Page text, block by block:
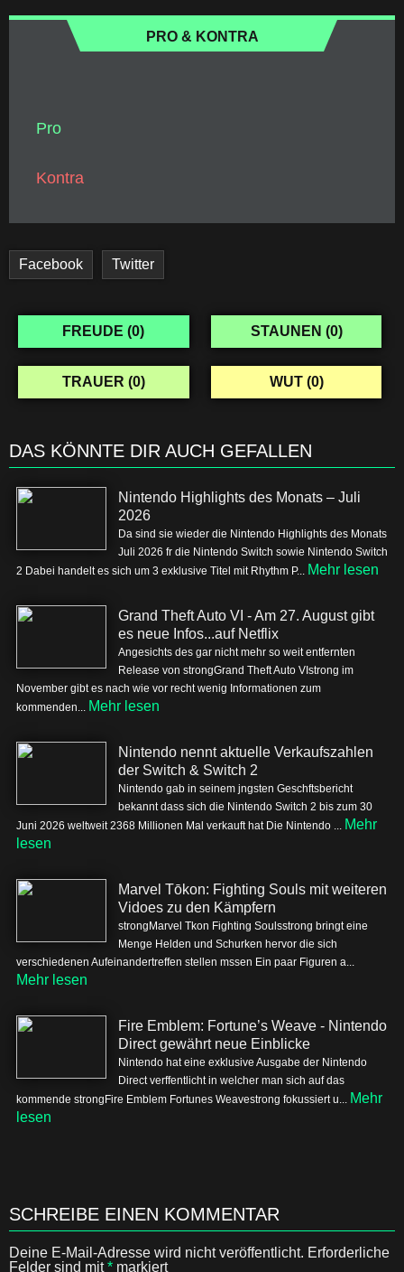
PRO & KONTRA
Pro
Kontra
Facebook Twitter
FREUDE (0) STAUNEN (0)
TRAUER (0) WUT (0)
DAS KÖNNTE DIR AUCH GEFALLEN
Nintendo Highlights des Monats – Juli
2026
Da sind sie wieder die Nintendo Highlights des Monats
Juli 2026 fr die Nintendo Switch sowie Nintendo Switch
2 Dabei handelt es sich um 3 exklusive Titel mit Rhythm P... Mehr lesen
Grand Theft Auto VI - Am 27. August gibt
es neue Infos...auf Netflix
Angesichts des gar nicht mehr so weit entfernten
Release von strongGrand Theft Auto VIstrong im
November gibt es nach wie vor recht wenig Informationen zum
kommenden... Mehr lesen
Nintendo nennt aktuelle Verkaufszahlen
der Switch & Switch 2
Nintendo gab in seinem jngsten Geschftsbericht
bekannt dass sich die Nintendo Switch 2 bis zum 30
Juni 2026 weltweit 2368 Millionen Mal verkauft hat Die Nintendo ... Mehr
lesen
Marvel Tōkon: Fighting Souls mit weiteren
Vidoes zu den Kämpfern
strongMarvel Tkon Fighting Soulsstrong bringt eine
Menge Helden und Schurken hervor die sich
verschiedenen Aufeinandertreffen stellen mssen Ein paar Figuren a...
Mehr lesen
Fire Emblem: Fortune’s Weave - Nintendo
Direct gewährt neue Einblicke
Nintendo hat eine exklusive Ausgabe der Nintendo
Direct verffentlicht in welcher man sich auf das
kommende strongFire Emblem Fortunes Weavestrong fokussiert u... Mehr
lesen
SCHREIBE EINEN KOMMENTAR
Deine E-Mail-Adresse wird nicht veröffentlicht. Erforderliche
Felder sind mit* markiert